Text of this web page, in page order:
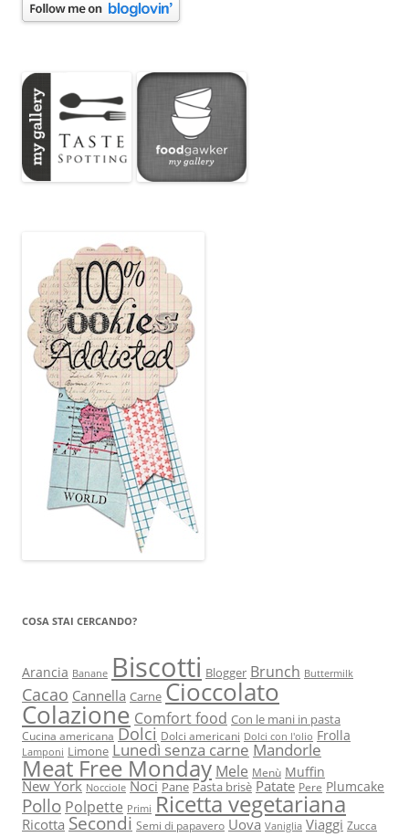
COSA STAI CERCANDO?
Arancia Banane Biscotti Blogger Brunch Buttermilk
Cacao Cannella Carne Cioccolato
Colazione Comfort food Con le mani in pasta
Cucina americana Dolci Dolci americani Dolci con l'olio Frolla
Lamponi Limone Lunedì senza carne Mandorle
Meat Free Monday Mele Menù Muffin
New York Nocciole Noci Pane Pasta brisè Patate Pere Plumcake
Pollo Polpette Primi Ricetta vegetariana
Ricotta Secondi Semi di papavero Uova Vaniglia Viaggi Zucca